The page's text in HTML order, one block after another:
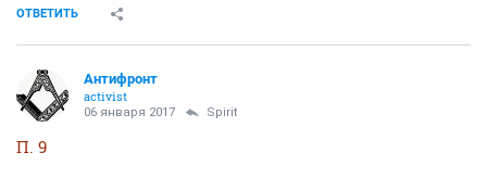
ОТВЕТИТЬ
Антифронт
activist
06 января 2017 Spirit
П. 9